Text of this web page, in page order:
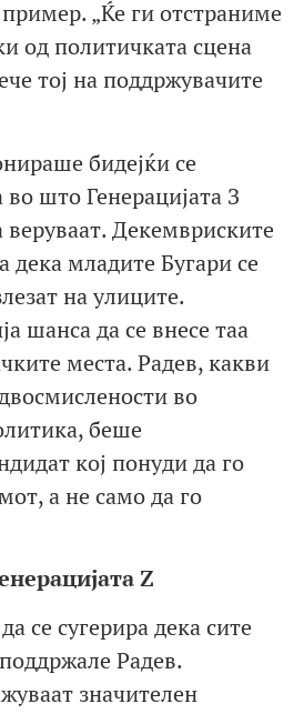
„Ќе ги отстраниме
од политичката сцена
тој на поддржувачите
бидејќи се
што Генерацијата З
Декемвриските
дека младите Бугари се
на улиците.
шанса да се внесе таа
места. Радев, какви
во
беше
кој понуди да го
а не само да го
Z
се сугерира дека сите
Радев.
значителен